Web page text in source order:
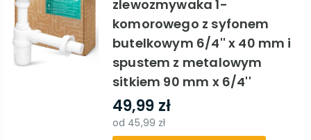
zlewozmywaka 1-
komorowego z syfonem
butelkowym 6/4'' x 40 mm i
spustem z metalowym
sitkiem 90 mm x 6/4''
49,99 zł
od 45,99 zł